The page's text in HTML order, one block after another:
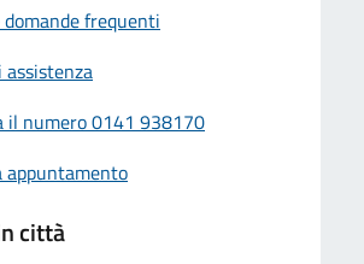
domande frequenti
assistenza
il numero 0141 938170
appuntamento
città